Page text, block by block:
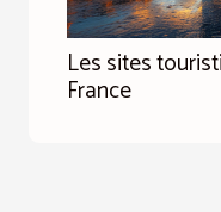
Les sites
France